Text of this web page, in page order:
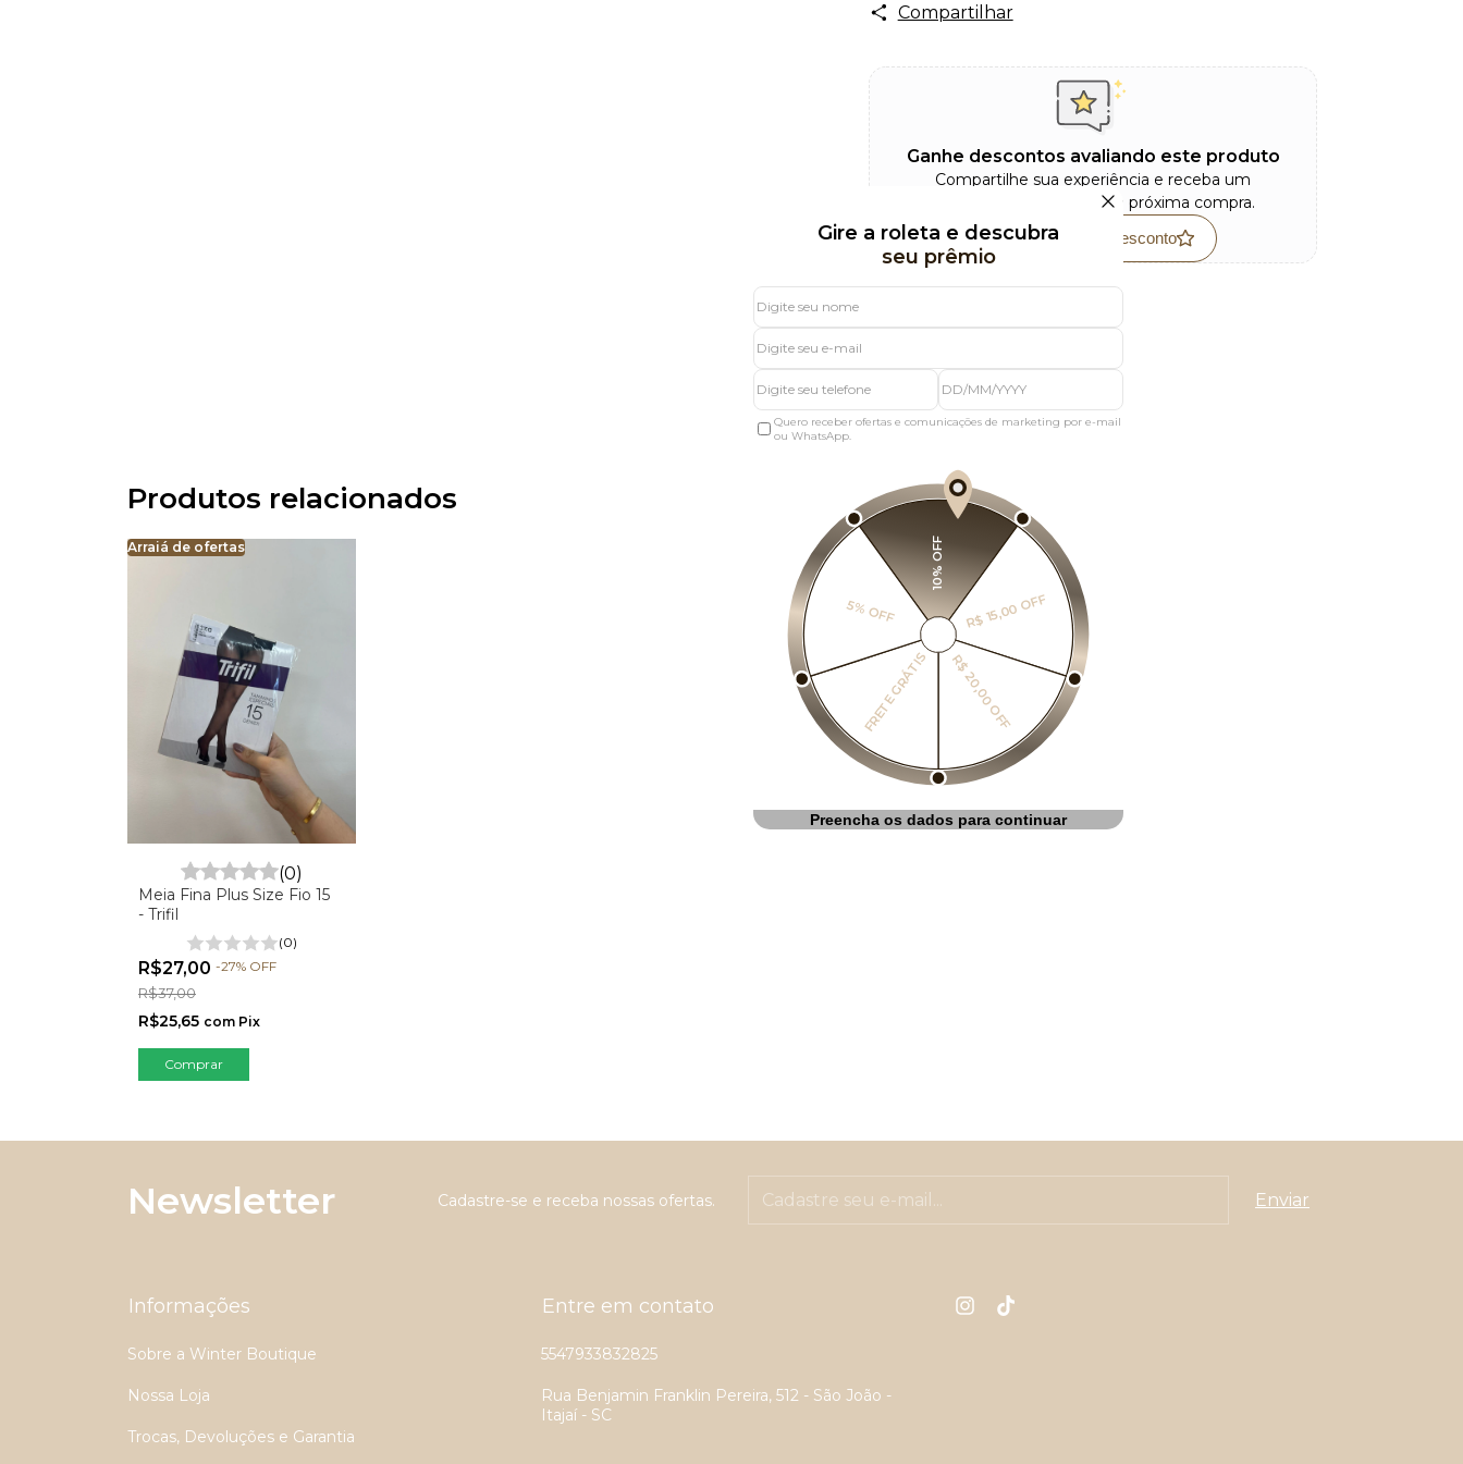
Gire a roleta e descubra
seu prêmio
Quero receber ofertas e comunicações de marketing por e-mail
ou WhatsApp.
10% OFF
R$ 15,00 OFF
R$ 20,00 OFF
FRETE GRÁTIS
5% OFF
Preencha os dados para continuar
Compartilhar
Ganhe descontos avaliando este produto
Compartilhe sua experiência e receba um
cupom exclusivo para sua próxima compra.
Avaliar e ganhar desconto
Produtos relacionados
Arraiá de ofertas
(0)
Meia Fina Plus Size Fio 15
- Trifil
(0)
R$27,00 -27% OFF
R$37,00
R$25,65 com Pix
Comprar
Newsletter Cadastre-se e receba nossas ofertas.
Informações
Sobre a Winter Boutique
Nossa Loja
Trocas, Devoluções e Garantia
Entre em contato
5547933832825
Rua Benjamin Franklin Pereira, 512 - São João -
Itajaí - SC